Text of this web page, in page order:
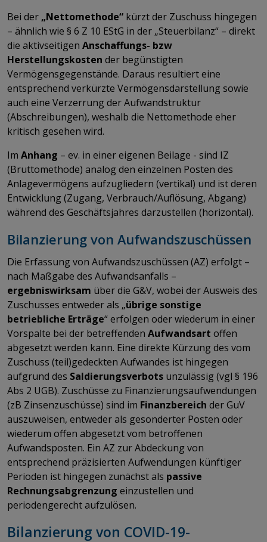
Bei der „Nettomethode“ kürzt der Zuschuss hingegen
– ähnlich wie § 6 Z 10 EStG in der „Steuerbilanz“ – direkt
die aktivseitigen Anschaffungs- bzw
Herstellungskosten der begünstigten
Vermögensgegenstände. Daraus resultiert eine
entsprechend verkürzte Vermögensdarstellung sowie
auch eine Verzerrung der Aufwandstruktur
(Abschreibungen), weshalb die Nettomethode eher
kritisch gesehen wird.
Im Anhang – ev. in einer eigenen Beilage - sind IZ
(Bruttomethode) analog den einzelnen Posten des
Anlagevermögens aufzugliedern (vertikal) und ist deren
Entwicklung (Zugang, Verbrauch/Auflösung, Abgang)
während des Geschäftsjahres darzustellen (horizontal).
Bilanzierung von Aufwandszuschüssen
Die Erfassung von Aufwandszuschüssen (AZ) erfolgt –
nach Maßgabe des Aufwandsanfalls –
ergebniswirksam über die G&V, wobei der Ausweis des
Zuschusses entweder als „übrige sonstige
betriebliche Erträge“ erfolgen oder wiederum in einer
Vorspalte bei der betreffenden Aufwandsart offen
abgesetzt werden kann. Eine direkte Kürzung des vom
Zuschuss (teil)gedeckten Aufwandes ist hingegen
aufgrund des Saldierungsverbots unzulässig (vgl § 196
Abs 2 UGB). Zuschüsse zu Finanzierungsaufwendungen
(zB Zinsenzuschüsse) sind im Finanzbereich der GuV
auszuweisen, entweder als gesonderter Posten oder
wiederum offen abgesetzt vom betroffenen
Aufwandsposten. Ein AZ zur Abdeckung von
entsprechend präzisierten Aufwendungen künftiger
Perioden ist hingegen zunächst als passive
Rechnungsabgrenzung einzustellen und
periodengerecht aufzulösen.
Bilanzierung von COVID-19-